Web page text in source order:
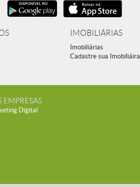
IMOBILIÁRIAS
Imobiliárias
Cadastre sua Imobiliáira
EMPRESAS
Digital